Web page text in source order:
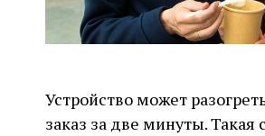
Устройство может
заказ за две минуты. Такая